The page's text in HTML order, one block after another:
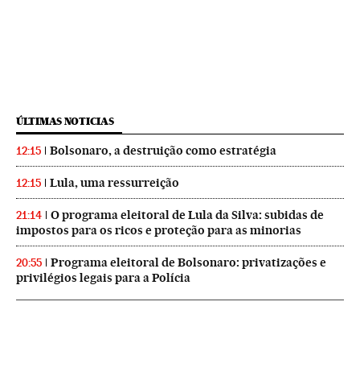
ÚLTIMAS NOTICIAS
12:15 Bolsonaro, a destruição como estratégia
12:15 Lula, uma ressurreição
21:14
O programa eleitoral de Lula da Silva: subidas de
impostos para os ricos e proteção para as minorias
20:55
Programa eleitoral de Bolsonaro: privatizações e
privilégios legais para a Polícia